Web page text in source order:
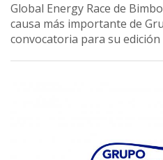
Global Energy Race de
causa más importante de
convocatoria para su edición